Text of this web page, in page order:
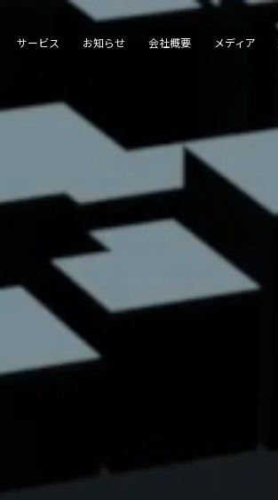
サービス お知らせ 会社概要 メディア